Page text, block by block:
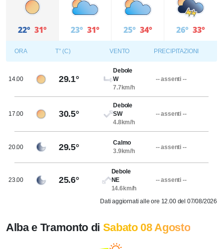
22° 31° 23° 31° 25° 34° 26° 33°
ORA T° (C) VENTO PRECIPITAZIONI
14.00 29.1°
Debole
W
7.7km/h
-- assenti --
17.00 30.5°
Debole
SW
4.8km/h
-- assenti --
20.00 29.5°
Calmo
3.9km/h
-- assenti --
23.00 25.6°
Debole
NE
14.6km/h
-- assenti --
Dati aggiornati alle ore 12.00 del 07/08/2026
Alba e Tramonto di Sabato 08 Agosto